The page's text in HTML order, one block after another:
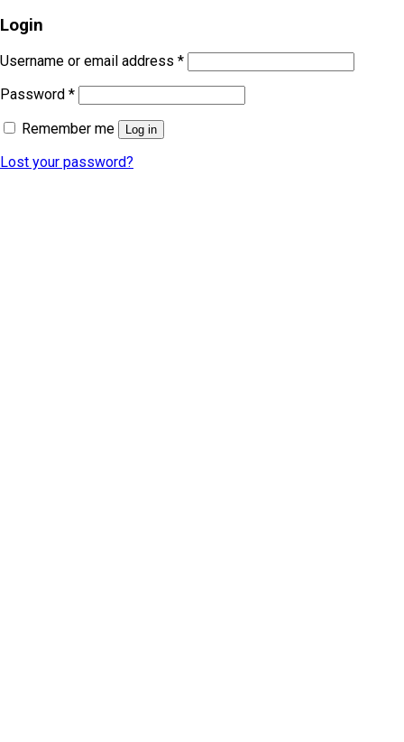
Login
Username or email address *
Password *
Remember me
Log in
Lost your password?